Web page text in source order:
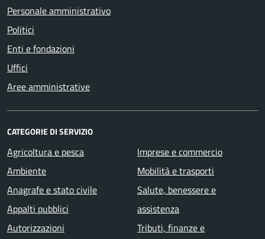
Personale amministrativo
Politici
Enti e fondazioni
Uffici
Aree amministrative
CATEGORIE DI SERVIZIO
Agricoltura e pesca
Ambiente
Anagrafe e stato civile
Appalti pubblici
Autorizzazioni
Imprese e commercio
Mobilità e trasporti
Salute, benessere e
assistenza
Tributi, finanze e